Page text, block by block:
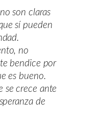
son claras
sí pueden
no
bendice por
es bueno.
se crece ante
de